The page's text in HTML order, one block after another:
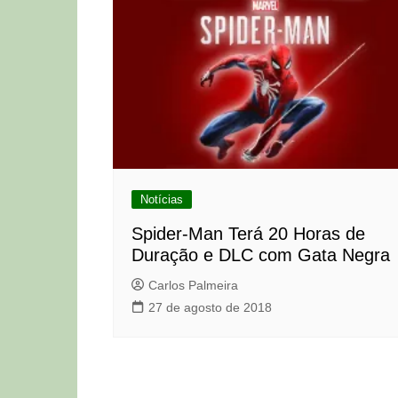
Notícias
Spider-Man Terá 20 Horas de
Duração e DLC com Gata Negra
Carlos Palmeira
27 de agosto de 2018